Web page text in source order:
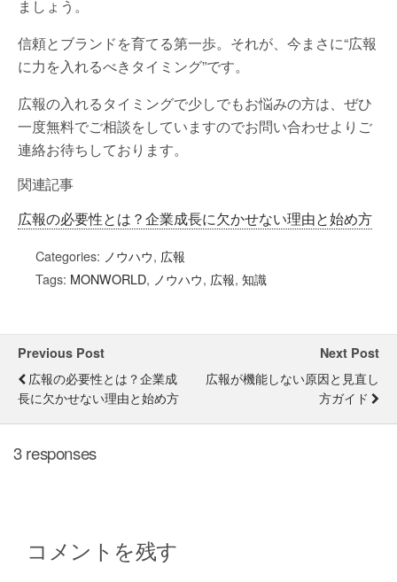
ましょう。
信頼とブランドを育てる第一歩。それが、今まさに“広報
に力を入れるべきタイミング”です。
広報の入れるタイミングで少しでもお悩みの方は、ぜひ
一度無料でご相談をしていますのでお問い合わせよりご
連絡お待ちしております。
関連記事
広報の必要性とは？企業成長に欠かせない理由と始め方
Categories: ノウハウ, 広報
Tags: MONWORLD, ノウハウ, 広報, 知識
Previous Post
広報の必要性とは？企業成
長に欠かせない理由と始め方
Next Post
広報が機能しない原因と見直し
方ガイド
3 responses
コメントを残す